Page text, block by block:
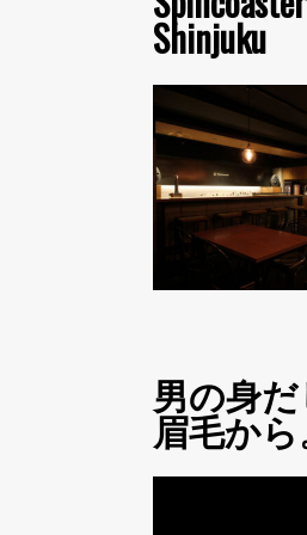
Shinjuku
男の身
眉毛から